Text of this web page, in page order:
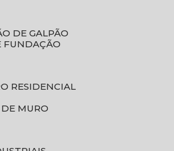
DE GALPÃO
FUNDAÇÃO
RESIDENCIAL
DE MURO